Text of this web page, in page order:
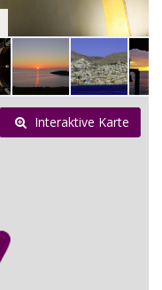
Interaktive Karte